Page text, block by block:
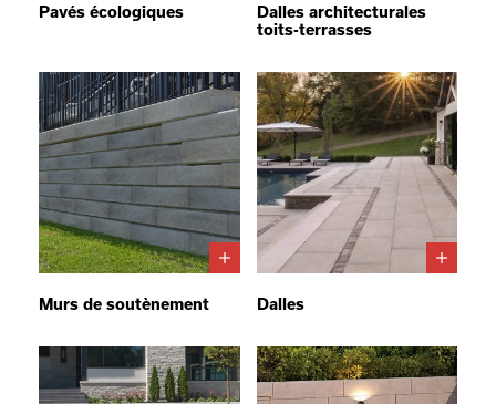
Pavés écologiques
Dalles architecturales
toits-terrasses
Murs de soutènement Dalles